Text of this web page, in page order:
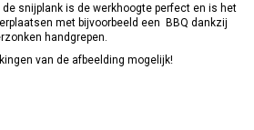
snijplank is de werkhoogte perfect en is het
met bijvoorbeeld een BBQ dankzij
handgrepen.
van de afbeelding mogelijk!